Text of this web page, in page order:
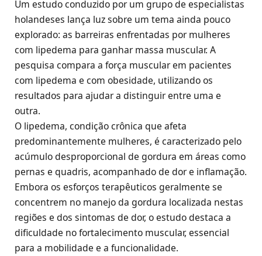
Um estudo conduzido por um grupo de especialistas
holandeses lança luz sobre um tema ainda pouco
explorado: as barreiras enfrentadas por mulheres
com lipedema para ganhar massa muscular. A
pesquisa compara a força muscular em pacientes
com lipedema e com obesidade, utilizando os
resultados para ajudar a distinguir entre uma e
outra.
O lipedema, condição crônica que afeta
predominantemente mulheres, é caracterizado pelo
acúmulo desproporcional de gordura em áreas como
pernas e quadris, acompanhado de dor e inflamação.
Embora os esforços terapêuticos geralmente se
concentrem no manejo da gordura localizada nestas
regiões e dos sintomas de dor, o estudo destaca a
dificuldade no fortalecimento muscular, essencial
para a mobilidade e a funcionalidade.